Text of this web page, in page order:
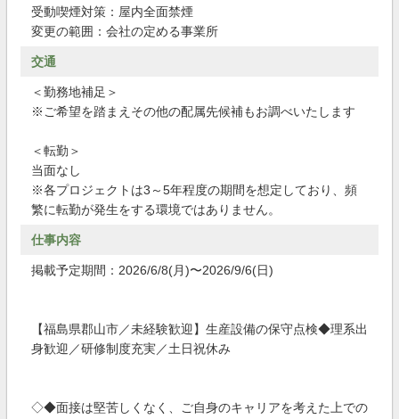
受動喫煙対策：屋内全面禁煙
変更の範囲：会社の定める事業所
交通
＜勤務地補足＞
※ご希望を踏まえその他の配属先候補もお調べいたします
＜転勤＞
当面なし
※各プロジェクトは3～5年程度の期間を想定しており、頻
繁に転勤が発生をする環境ではありません。
仕事内容
掲載予定期間：2026/6/8(月)〜2026/9/6(日)
【福島県郡山市／未経験歓迎】生産設備の保守点検◆理系出
身歓迎／研修制度充実／土日祝休み
◇◆面接は堅苦しくなく、ご自身のキャリアを考えた上での